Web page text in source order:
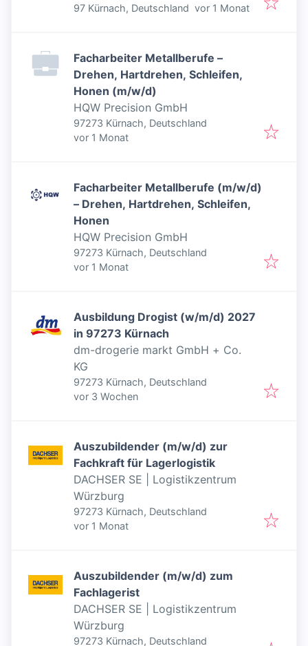
97 Kürnach, Deutschland Veröffentlicht
vor 1 Monat
Facharbeiter Metallberufe –
Drehen, Hartdrehen, Schleifen,
Honen (m/w/d)
HQW Precision GmbH
97273 Kürnach, Deutschland
Veröffentlicht
vor 1 Monat
Facharbeiter Metallberufe (m/w/d)
– Drehen, Hartdrehen, Schleifen,
Honen
HQW Precision GmbH
97273 Kürnach, Deutschland
Veröffentlicht
vor 1 Monat
Ausbildung Drogist (w/m/d) 2027
in 97273 Kürnach
dm-drogerie markt GmbH + Co.
KG
97273 Kürnach, Deutschland
Veröffentlicht:
vor 3 Wochen
Auszubildender (m/w/d) zur
Fachkraft für Lagerlogistik
DACHSER SE | Logistikzentrum
Würzburg
97273 Kürnach, Deutschland
Veröffentlicht
vor 1 Monat
Auszubildender (m/w/d) zum
Fachlagerist
DACHSER SE | Logistikzentrum
Würzburg
97273 Kürnach, Deutschland